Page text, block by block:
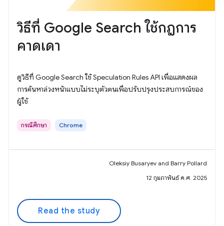
วิธีที่ Google Search ใช้กฎการ
คาดเดา
ดูวิธีที่ Google Search ใช้ Speculation Rules API เพื่อแสดงผล
การค้นหาล่วงหน้าแบบไม่ระบุตัวตนเพื่อปรับปรุงประสบการณ์ของ
ผู้ใช้
กรณีศึกษา Chrome
Oleksiy Busaryev and Barry Pollard
12 กุมภาพันธ์ ค.ศ. 2025
Read the study